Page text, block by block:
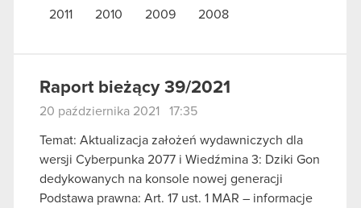
2011
2010 2009 2008
Raport bieżący 39/2021
20 października 2021 17:35
Temat: Aktualizacja założeń wydawniczych dla
wersji Cyberpunka 2077 i Wiedźmina 3: Dziki Gon
dedykowanych na konsole nowej generacji
Podstawa prawna: Art. 17 ust. 1 MAR – informacje